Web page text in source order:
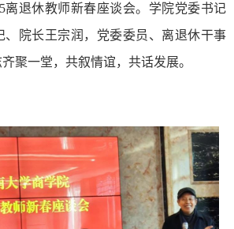
离退休教师新春座谈会。 学院党委书记
、院长王宗润，党委委员、离退休干事
聚一堂，共叙情谊， 共话发展。